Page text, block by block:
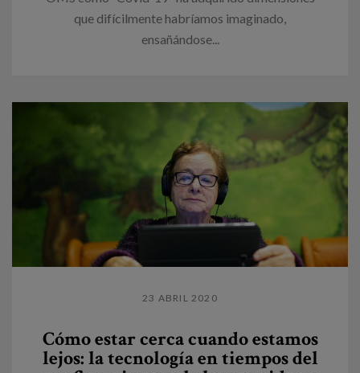
que difícilmente habríamos imaginado,
ensañándose...
23 ABRIL 2020
Cómo estar cerca cuando estamos
lejos: la tecnología en tiempos del